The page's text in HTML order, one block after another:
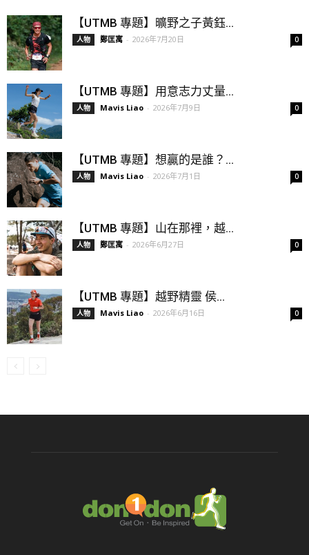
【UTMB 專題】曠野之子黃鈺...
人物 鄭匡寓 - 2026年7月20日 0
【UTMB 專題】用意志力丈量...
人物 Mavis Liao - 2026年7月9日 0
【UTMB 專題】想贏的是誰？...
人物 Mavis Liao - 2026年7月1日 0
【UTMB 專題】山在那裡，越...
人物 鄭匡寓 - 2026年6月27日 0
【UTMB 專題】越野精靈 侯...
人物 Mavis Liao - 2026年6月16日 0